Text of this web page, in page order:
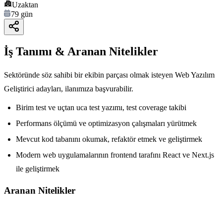
Uzaktan
79 gün
İş Tanımı & Aranan Nitelikler
Sektöründe söz sahibi bir ekibin parçası olmak isteyen Web Yazılım
Geliştirici adayları, ilanımıza başvurabilir.
Birim test ve uçtan uca test yazımı, test coverage takibi
Performans ölçümü ve optimizasyon çalışmaları yürütmek
Mevcut kod tabanını okumak, refaktör etmek ve geliştirmek
Modern web uygulamalarının frontend tarafını React ve Next.js
ile geliştirmek
Aranan Nitelikler